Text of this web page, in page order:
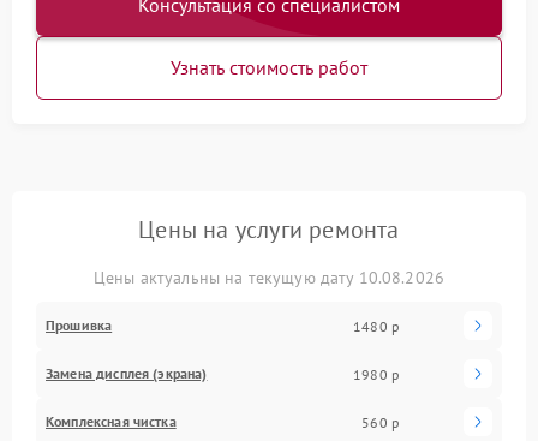
Консультация со специалистом
Узнать стоимость работ
Цены на услуги ремонта
Цены актуальны на текущую дату 10.08.2026
Прошивка 1480 р
Замена дисплея (экрана) 1980 р
Комплексная чистка 560 р